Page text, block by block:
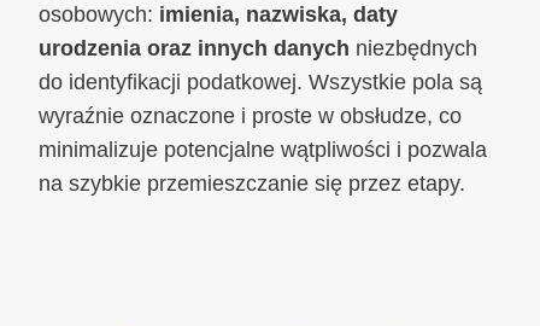
osobowych: imienia, nazwiska, daty
urodzenia oraz innych danych niezbędnych
do identyfikacji podatkowej. Wszystkie pola są
wyraźnie oznaczone i proste w obsłudze, co
minimalizuje potencjalne wątpliwości i pozwala
na szybkie przemieszczanie się przez etapy.